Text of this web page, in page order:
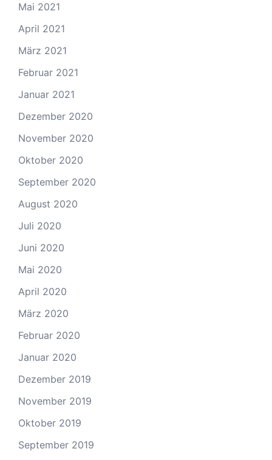
Mai 2021
April 2021
März 2021
Februar 2021
Januar 2021
Dezember 2020
November 2020
Oktober 2020
September 2020
August 2020
Juli 2020
Juni 2020
Mai 2020
April 2020
März 2020
Februar 2020
Januar 2020
Dezember 2019
November 2019
Oktober 2019
September 2019